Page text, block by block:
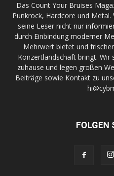
Das Count Your Bruises
Punkrock, Hardcore und
seine Leser nicht nur
durch Einbindung moderner
Mehrwert bietet und
Konzertlandschaft bringt. Wir
zuhause und legen großen
Beiträge sowie Kontakt zu
FOLGEN